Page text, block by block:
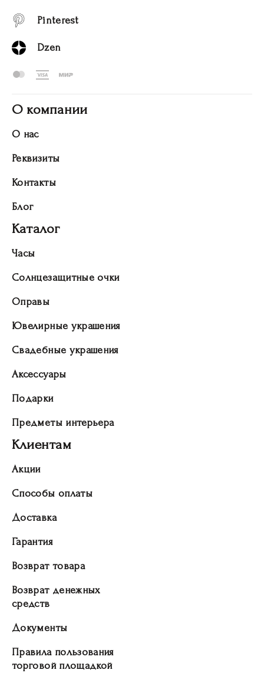
Pinterest
Dzen
О компании
О нас
Реквизиты
Контакты
Блог
Каталог
Часы
Солнцезащитные очки
Оправы
Ювелирные украшения
Свадебные украшения
Аксессуары
Подарки
Предметы интерьера
Клиентам
Акции
Способы оплаты
Доставка
Гарантия
Возврат товара
Возврат денежных
средств
Документы
Правила пользования
торговой площадкой